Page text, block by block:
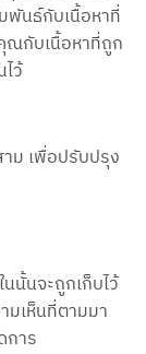
พันธ์กับเนื้อหาที่
ณกับเนื้อหาที่ถูก
ว้
ม เพื่อปรับปรุง
นั้นจะถูกเก็บไว้
มเห็นที่ตามมา
การ